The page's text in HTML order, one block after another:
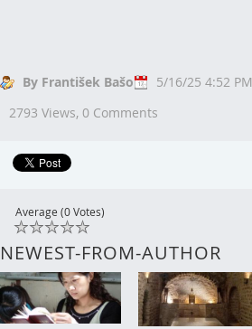
By František Bašo
5/16/25 4:52 PM
2793 Views, 0 Comments
Average (0 Votes)
NEWEST-FROM-AUTHOR